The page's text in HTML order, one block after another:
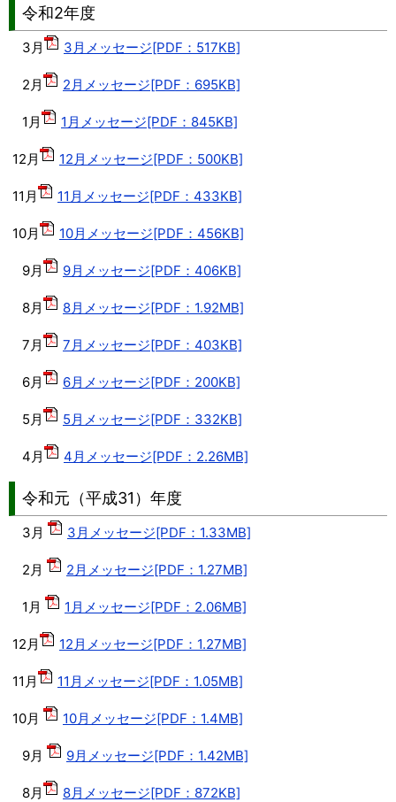
令和2年度
3月 3月メッセージ[PDF：517KB]
2月 2月メッセージ[PDF：695KB]
1月 1月メッセージ[PDF：845KB]
12月 12月メッセージ[PDF：500KB]
11月 11月メッセージ[PDF：433KB]
10月 10月メッセージ[PDF：456KB]
9月 9月メッセージ[PDF：406KB]
8月 8月メッセージ[PDF：1.92MB]
7月 7月メッセージ[PDF：403KB]
6月 6月メッセージ[PDF：200KB]
5月 5月メッセージ[PDF：332KB]
4月 4月メッセージ[PDF：2.26MB]
令和元（平成31）年度
3月 3月メッセージ[PDF：1.33MB]
2月 2月メッセージ[PDF：1.27MB]
1月 1月メッセージ[PDF：2.06MB]
12月 12月メッセージ[PDF：1.27MB]
11月 11月メッセージ[PDF：1.05MB]
10月 10月メッセージ[PDF：1.4MB]
9月 9月メッセージ[PDF：1.42MB]
8月 8月メッセージ[PDF：872KB]